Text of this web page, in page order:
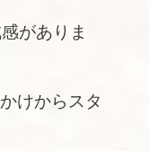
がありま
けからスタ